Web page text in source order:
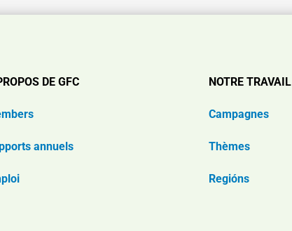
DE GFC
annuels
NOTRE TRAVAIL
Campagnes
Thèmes
Regións